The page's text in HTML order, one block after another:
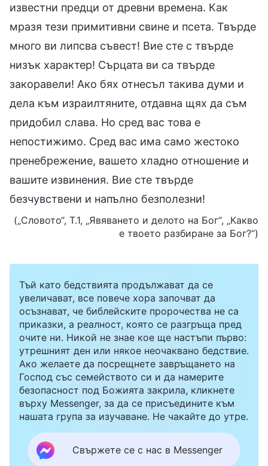
известни предци от древни времена. Как
мразя тези примитивни свине и псета. Твърде
много ви липсва съвест! Вие сте с твърде
низък характер! Сърцата ви са твърде
закоравели! Ако бях отнесъл такива думи и
дела към израилтяните, отдавна щях да съм
придобил слава. Но сред вас това е
непостижимо. Сред вас има само жестоко
пренебрежение, вашето хладно отношение и
вашите извинения. Вие сте твърде
безчувствени и напълно безполезни!
(„Словото“, Т.1, „Явяването и делото на Бог“, „Какво
е твоето разбиране за Бог?“)
Тъй като бедствията продължават да се
увеличават, все повече хора започват да
осъзнават, че библейските пророчества не са
приказки, а реалност, която се разгръща пред
очите ни. Никой не знае кое ще настъпи първо:
утрешният ден или някое неочаквано бедствие.
Ако желаете да посрещнете завръщането на
Господ със семейството си и да намерите
безопасност под Божията закрила, кликнете
върху Messenger, за да се присъедините към
нашата група за изучаване. Не чакайте до утре.
Свържете се с нас в Messenger